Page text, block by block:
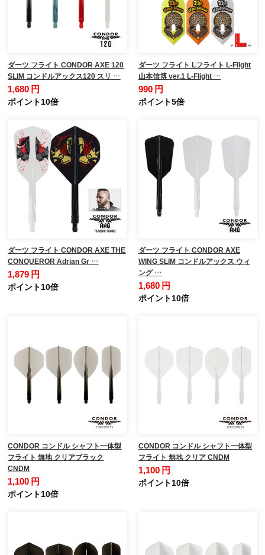
ダーツ フライト CONDOR AXE 120
SLIM コンドルアックス120 スリ …
1,680 円
ポイント10倍
ダーツ フライト Lフライト L-Flight
山本信博 ver.1 L-Flight …
990 円
ポイント5倍
ダーツ フライト CONDOR AXE THE
CONQUEROR Adrian Gr …
1,879 円
ポイント10倍
ダーツ フライト CONDOR AXE
WING SLIM コンドルアックス ウィ
ング …
1,680 円
ポイント10倍
CONDOR コンドル シャフト一体型
フライト 無地 クリアブラック
CNDM
1,100 円
ポイント10倍
CONDOR コンドル シャフト一体型
フライト 無地 クリア CNDM
1,100 円
ポイント10倍